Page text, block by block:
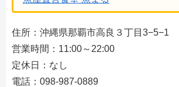
住所：沖縄県那覇市高良３丁目3−5−1
営業時間：11:00～22:00
定休日：なし
電話：098-987-0889